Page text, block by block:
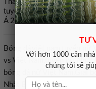
TƯ
Với hơn 1000 căn
chúng tôi sẽ
Thất bại với tỷ số 0-1
tuyển nữ Việt Nam tạm
Á 2026.
Bóng đá,việt nam,tuyển nữ
vs Việt Nam,tuyển nữ Nhật
bóng đá nữ Việt Nam,Giải
Nhật Bản,tuyển nữ Việt